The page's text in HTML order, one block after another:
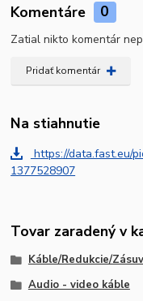
Komentáre 0
Zatial nikto komentár
Pridať komentár
Na stiahnutie
https://data.fast.eu/
1377528907
Tovar zaradený v
Káble/Redukcie/
Audio - video káble